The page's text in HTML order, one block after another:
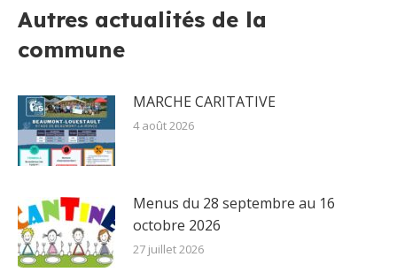
Autres actualités de la
commune
MARCHE CARITATIVE
4 août 2026
Menus du 28 septembre au 16
octobre 2026
27 juillet 2026